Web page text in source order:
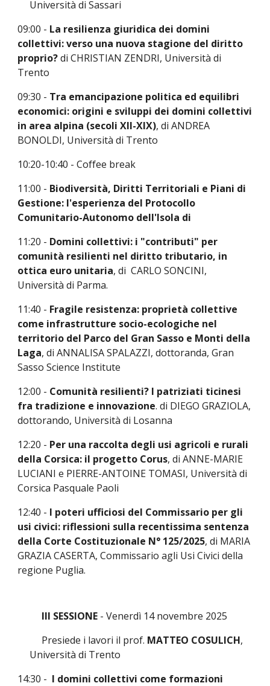
Università di Sassari
09:00 - La resilienza giuridica dei domini
collettivi: verso una nuova stagione del diritto
proprio?di CHRISTIAN ZENDRI, Università di
Trento
09:30 - Tra emancipazione politica ed equilibri
economici: origini e sviluppi dei domini collettivi
in area alpina (secoli XII-XIX), di ANDREA
BONOLDI, Università di Trento
10:20-10:40 - Coffee break
11:00 - Biodiversità, Diritti Territoriali e Piani di
Gestione: l'esperienza del Protocollo
Comunitario-Autonomo dell'Isola di
11:20 - Domini collettivi: i "contributi" per
comunità resilienti nel diritto tributario, in
ottica euro unitaria, di CARLO SONCINI,
Università di Parma.
11:40 - Fragile resistenza: proprietà collettive
come infrastrutture socio-ecologiche nel
territorio del Parco del Gran Sasso e Monti della
Laga, di ANNALISA SPALAZZI, dottoranda, Gran
Sasso Science Institute
12:00 - Comunità resilienti? I patriziati ticinesi
fra tradizione e innovazione. di DIEGO GRAZIOLA,
dottorando, Università di Losanna
12:20 - Per una raccolta degli usi agricoli e rurali
della Corsica: il progetto Corus, diANNE-MARIE
LUCIANI e PIERRE-ANTOINE TOMASI, Università di
Corsica Pasquale Paoli
12:40 - I poteri ufficiosi del Commissario per gli
usi civici: riflessioni sulla recentissima sentenza
della Corte Costituzionale N° 125/2025, di MARIA
GRAZIA CASERTA, Commissario agli Usi Civici della
regione Puglia.
III SESSIONE - Venerdì 14novembre 2025
Presiede i lavori il prof. MATTEO COSULICH,
Università di Trento
14:30 - I domini collettivi come formazioni